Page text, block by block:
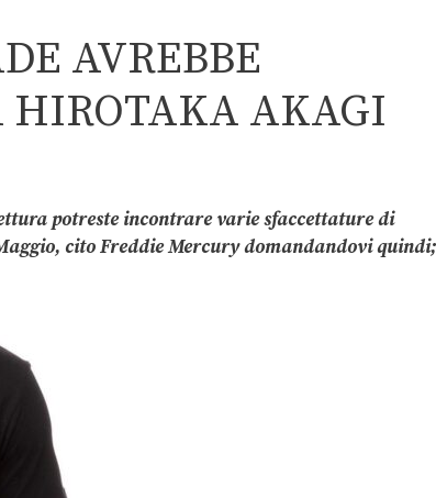
AVREBBE
HIROTAKA AKAGI
potreste incontrare varie sfaccettature di
cito Freddie Mercury domandandovi quindi;